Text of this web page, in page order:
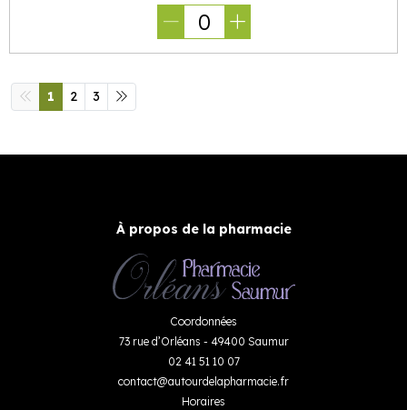
0
1 2 3
À propos de la pharmacie
Coordonnées
73 rue d’Orléans - 49400 Saumur
02 41 51 10 07
contact@autourdelapharmacie.fr
Horaires